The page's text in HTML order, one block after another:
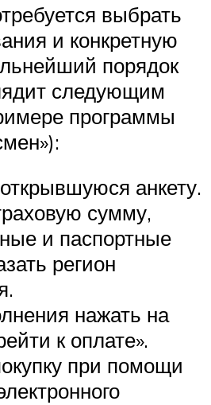
выбрать
и конкретную
порядок
следующим
программы
анкету.
сумму,
и паспортные
регион
нажать на
к оплате».
при помощи